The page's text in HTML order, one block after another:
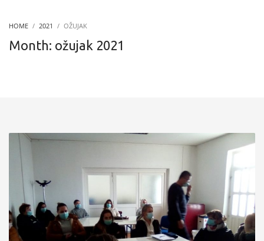
HOME 2021 OŽUJAK
Month: ožujak 2021